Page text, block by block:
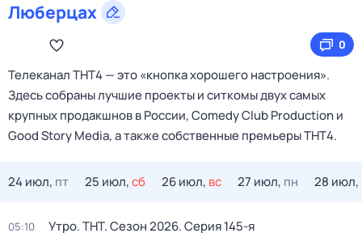
Люберцах
0
Телеканал ТНТ4 — это «кнопка хорошего настроения».
Здесь собраны лучшие проекты и ситкомы двух самых
крупных продакшнов в России, Comedy Club Production и
Good Story Media, а также собственные премьеры ТНТ4.
24 июл, пт 25 июл,сб 26 июл, вс 27 июл, пн 28 июл,
05:10 Утро. ТНТ. Сезон 2026. Серия 145-я